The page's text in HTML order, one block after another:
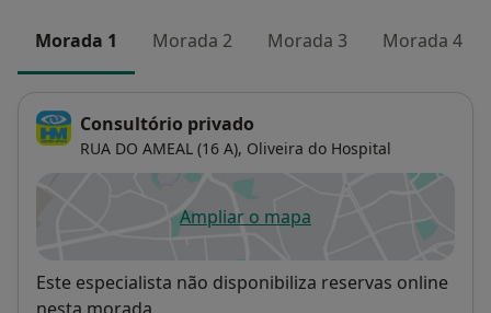
Morada 1 Morada 2 Morada 3 Morada 4
Consultório privado
RUA DO AMEAL (16 A), Oliveira do Hospital
Ampliar o mapaabre num novo separador
Disponibilidade
Este especialista não disponibiliza reservas online